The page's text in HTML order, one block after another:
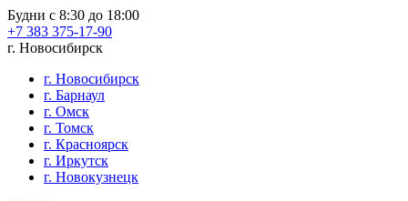
Будни с 8:30 до 18:00
+7 383 375-17-90
г. Новосибирск
г. Новосибирск
г. Барнаул
г. Омск
г. Томск
г. Красноярск
г. Иркутск
г. Новокузнецк